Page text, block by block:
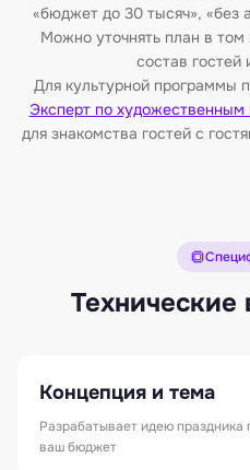
«бюджет до 30 тысяч», «без
Можно уточнять план в
состав гостей
Для культурной программы
Эксперт по художественным
для знакомства гостей с
Концепция и тема
Разрабатывает идею праздника
ваш бюджет